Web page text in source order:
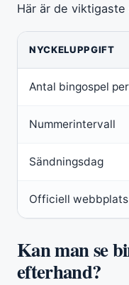
Här är de
NYCKELUPPGIFT
Antal bingospel
Nummerintervall
Sändningsdag
Officiell webbplats
Kan man se
efterhand?